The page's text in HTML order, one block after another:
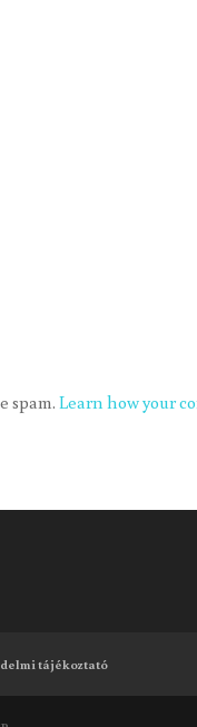
spam. Learn how your
tájékoztató